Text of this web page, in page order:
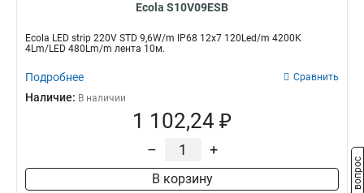
Ecola S10V09ESB
Ecola LED strip 220V STD 9,6W/m IP68 12x7 120Led/m 4200K
4Lm/LED 480Lm/m лента 10м.
Подробнее Сравнить
Наличие: В наличии
1 102,24 ₽
– +
В корзину